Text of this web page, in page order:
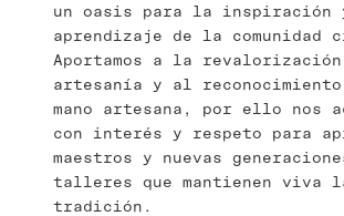
un oasis para la inspiración
aprendizaje de la comunidad
Aportamos a la
artesanía y al
mano artesana, por ello nos
con interés y respeto para
maestros y nuevas
talleres que mantienen viva
tradición.